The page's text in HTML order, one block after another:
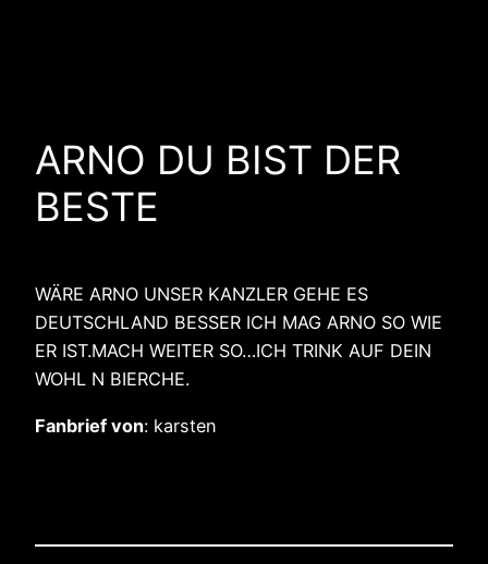
ARNO DU BIST DER
BESTE
WÄRE ARNO UNSER KANZLER GEHE ES
DEUTSCHLAND BESSER ICH MAG ARNO SO WIE
ER IST.MACH WEITER SO…ICH TRINK AUF DEIN
WOHL N BIERCHE.
Fanbrief von: karsten